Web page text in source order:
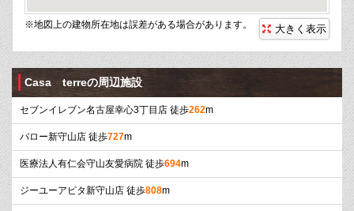
※地図上の建物所在地は誤差がある場合があります。 大きく表示
Casa terreの周辺施設
セブンイレブン名古屋幸心3丁目店 徒歩262m
バロー新守山店 徒歩727m
医療法人有仁会守山友愛病院 徒歩694m
ジーユーアピタ新守山店 徒歩808m